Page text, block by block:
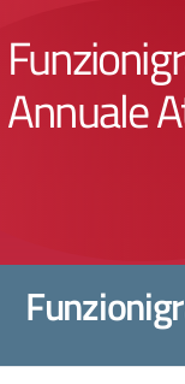
Annuale